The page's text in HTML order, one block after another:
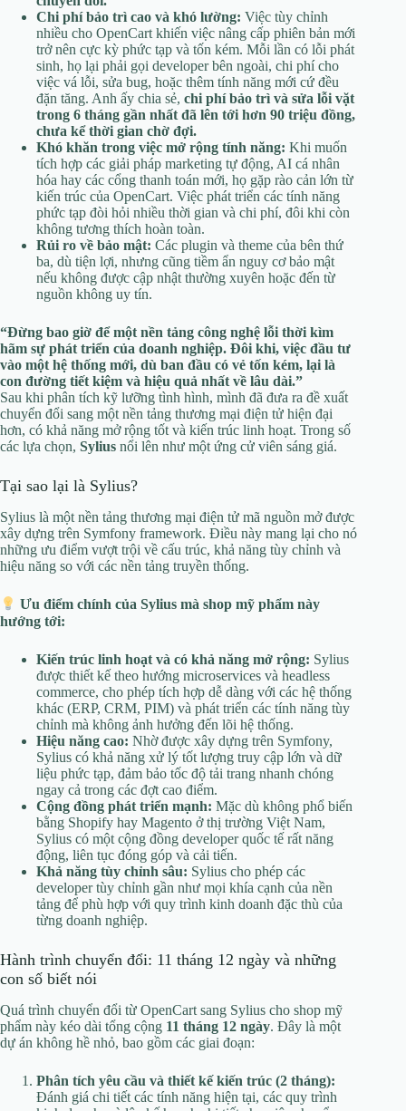
Chi phí bảo trì cao và khó lường: Việc tùy chỉnh
nhiều cho OpenCart khiến việc nâng cấp phiên bản mới
trở nên cực kỳ phức tạp và tốn kém. Mỗi lần có lỗi phát
sinh, họ lại phải gọi developer bên ngoài, chi phí cho
việc vá lỗi, sửa bug, hoặc thêm tính năng mới cứ đều
đặn tăng. Anh ấy chia sẻ, chi phí bảo trì và sửa lỗi vặt
trong 6 tháng gần nhất đã lên tới hơn 90 triệu đồng,
chưa kể thời gian chờ đợi.
Khó khăn trong việc mở rộng tính năng: Khi muốn
tích hợp các giải pháp marketing tự động, AI cá nhân
hóa hay các cổng thanh toán mới, họ gặp rào cản lớn từ
kiến trúc của OpenCart. Việc phát triển các tính năng
phức tạp đòi hỏi nhiều thời gian và chi phí, đôi khi còn
không tương thích hoàn toàn.
Rủi ro về bảo mật: Các plugin và theme của bên thứ
ba, dù tiện lợi, nhưng cũng tiềm ẩn nguy cơ bảo mật
nếu không được cập nhật thường xuyên hoặc đến từ
nguồn không uy tín.
“Đừng bao giờ để một nền tảng công nghệ lỗi thời kìm
hãm sự phát triển của doanh nghiệp. Đôi khi, việc đầu tư
vào một hệ thống mới, dù ban đầu có vẻ tốn kém, lại là
con đường tiết kiệm và hiệu quả nhất về lâu dài.”
Sau khi phân tích kỹ lưỡng tình hình, mình đã đưa ra đề xuất
chuyển đổi sang một nền tảng thương mại điện tử hiện đại
hơn, có khả năng mở rộng tốt và kiến trúc linh hoạt. Trong số
các lựa chọn, Sylius nổi lên như một ứng cử viên sáng giá.
Tại sao lại là Sylius?
Sylius là một nền tảng thương mại điện tử mã nguồn mở được
xây dựng trên Symfony framework. Điều này mang lại cho nó
những ưu điểm vượt trội về cấu trúc, khả năng tùy chỉnh và
hiệu năng so với các nền tảng truyền thống.
Ưu điểm chính của Sylius mà shop mỹ phẩm này
hướng tới:
Kiến trúc linh hoạt và có khả năng mở rộng: Sylius
được thiết kế theo hướng microservices và headless
commerce, cho phép tích hợp dễ dàng với các hệ thống
khác (ERP, CRM, PIM) và phát triển các tính năng tùy
chỉnh mà không ảnh hưởng đến lõi hệ thống.
Hiệu năng cao: Nhờ được xây dựng trên Symfony,
Sylius có khả năng xử lý tốt lượng truy cập lớn và dữ
liệu phức tạp, đảm bảo tốc độ tải trang nhanh chóng
ngay cả trong các đợt cao điểm.
Cộng đồng phát triển mạnh: Mặc dù không phổ biến
bằng Shopify hay Magento ở thị trường Việt Nam,
Sylius có một cộng đồng developer quốc tế rất năng
động, liên tục đóng góp và cải tiến.
Khả năng tùy chỉnh sâu: Sylius cho phép các
developer tùy chỉnh gần như mọi khía cạnh của nền
tảng để phù hợp với quy trình kinh doanh đặc thù của
từng doanh nghiệp.
Hành trình chuyển đổi: 11 tháng 12 ngày và những
con số biết nói
Quá trình chuyển đổi từ OpenCart sang Sylius cho shop mỹ
phẩm này kéo dài tổng cộng 11 tháng 12 ngày. Đây là một
dự án không hề nhỏ, bao gồm các giai đoạn:
Phân tích yêu cầu và thiết kế kiến trúc (2 tháng):
Đánh giá chi tiết các tính năng hiện tại, các quy trình